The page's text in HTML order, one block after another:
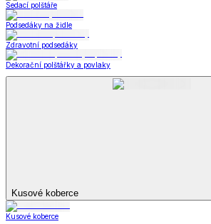
Sedací polštáře
Podsedáky na židle
Zdravotní podsedáky
Dekorační polštářky a povlaky
Kusové koberce
Kusové koberce